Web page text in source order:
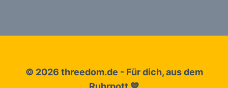
© 2026 threedom.de - Für dich, aus dem